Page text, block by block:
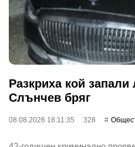
Разкриха кой
Слънчев бряг
08.08.2026 18:11:35 328